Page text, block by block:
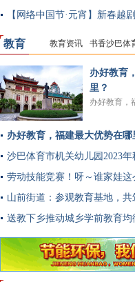
【网络中国节·元宵】新春越
宴”
教育 教育资讯 书香沙巴体
办好教育
里？
办好教育，
办好教育，福建最大优势在哪
沙巴体育市机关幼儿园2023
记公告
劳动技能竞赛！呀～谁家娃这
山前街道：参观教育基地，
送教下乡推动城乡学前教育均